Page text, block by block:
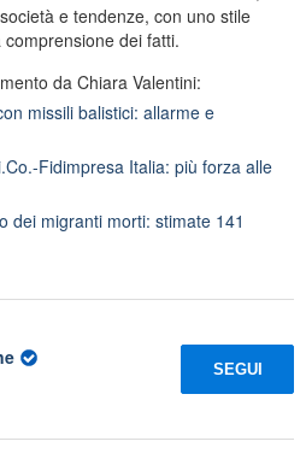
e tendenze, con uno stile
dei fatti.
da Chiara Valentini:
missili balistici: allarme e
Fidimpresa Italia: più forza alle
dei migranti morti: stimate 141
SEGUI